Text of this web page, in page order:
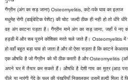
गैंग्रीन (अंग का सड़ जाना) Osteomyelitis, कटे-पके घाव का इलाज
मधुमेह रोगी (डाईबेटिक पेशेंट) की चोट जल्दी ठीक ही नही हो तो धीरे
वह अंग काटना पड़ता है। गैंग्रीन माने अंग का सड़ जाना, जहाँ पे नए
हड्डी में और सब पुराने कोशिका मरते चले जाते हैं। Osteomyelitis में भी
हो वहाँ बहुत बड़ा घाव हो जाता है और वो ऐसा सड़ता है कि काटने
एक औषधि है जो गैंग्रीन को भी ठीक करती है और Osteomyelitis
अपने घर में तैयार कर सकते हैं। औषधि है देशी गाय का मूत्र (आठ
पीले या नारंगी गेंदे के फुल की पंखुरियाँ निकालकर उसमें हल्दी मिला